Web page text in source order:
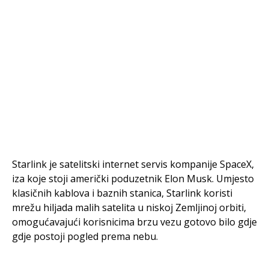
Starlink je satelitski internet servis kompanije SpaceX,
iza koje stoji američki poduzetnik Elon Musk. Umjesto
klasičnih kablova i baznih stanica, Starlink koristi
mrežu hiljada malih satelita u niskoj Zemljinoj orbiti,
omogućavajući korisnicima brzu vezu gotovo bilo gdje
gdje postoji pogled prema nebu.